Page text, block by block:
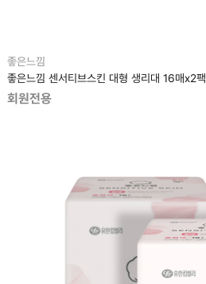
좋은느낌
좋은느낌 센서티브스킨 대형 생리대 16매x2팩
회원전용